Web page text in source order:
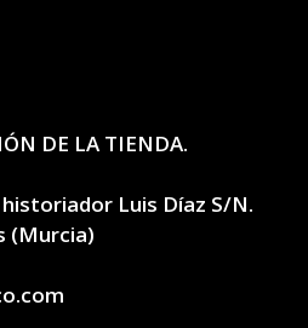
DE LA TIENDA.
Luis Díaz S/N.
(Murcia)